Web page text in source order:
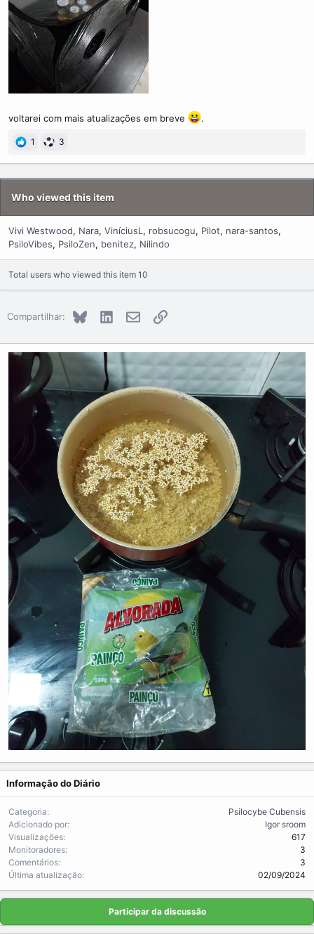
voltarei com mais atualizações em breve .
1 3
Who viewed this item
Vivi Westwood Nara ViníciusL robsucogu Pilot
nara-santos
PsiloVibes
PsiloZen benitez Nilindo
Total users who viewed this item 10
Compartilhar: BlueskyLinkedInE-mailLink
Informação do Diário
Categoria
Psilocybe Cubensis
Adicionado por
Igor sroom
Visualizações
617
Monitoradores
3
Comentários
3
Última atualização
02/09/2024
Participar da discussão